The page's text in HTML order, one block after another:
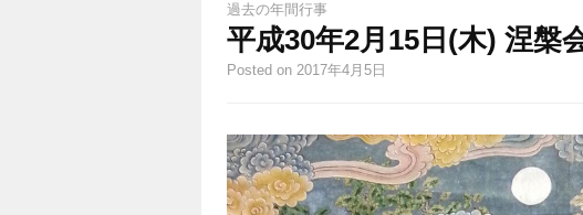
過去の年間行事
平成30年2月15日(木) 涅槃
Posted on 2017年4月5日